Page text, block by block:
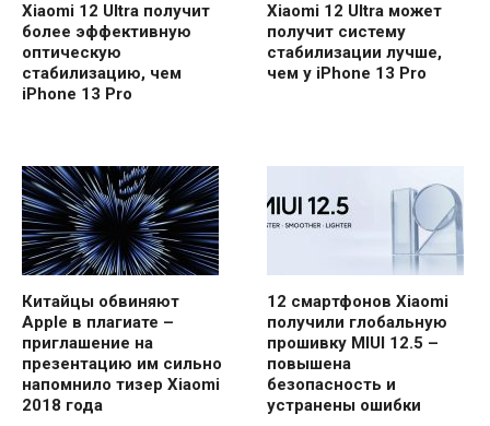
Xiaomi 12 Ultra получит
более эффективную
оптическую
стабилизацию, чем
iPhone 13 Pro
Xiaomi 12 Ultra может
получит систему
стабилизации лучше,
чем у iPhone 13 Pro
Китайцы обвиняют
Apple в плагиате –
приглашение на
презентацию им сильно
напомнило тизер Xiaomi
2018 года
12 смартфонов Xiaomi
получили глобальную
прошивку MIUI 12.5 –
повышена
безопасность и
устранены ошибки